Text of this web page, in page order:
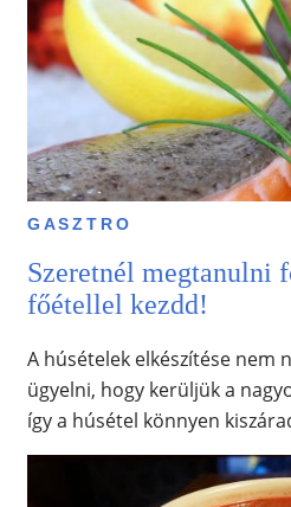
GASZTRO
Szeretnél megtanulni
főétellel kezdd!
A húsételek elkészítése nem
ügyelni, hogy kerüljük a
így a húsétel könnyen